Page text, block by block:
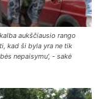
aukščiausio rango
kad ši byla yra ne tik
nepaisymu', - sakė